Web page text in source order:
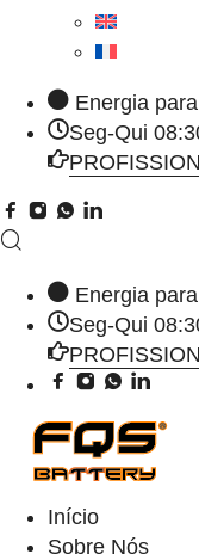
Energia
Seg-Qui
Energia
Seg-Qui
Início
Sobre Nós